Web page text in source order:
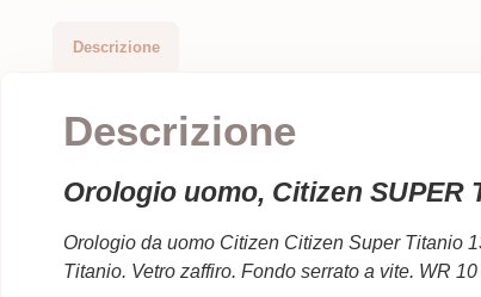
Descrizione
Descrizione
Orologio uomo, Citizen SUPER
Orologio da uomo Citizen Citizen Super Titanio
Titanio. Vetro zaffiro. Fondo serrato a vite. WR